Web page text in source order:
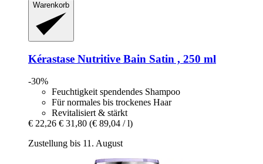
Warenkorb
Kérastase Nutritive Bain Satin , 250 ml
-30%
Feuchtigkeit spendendes Shampoo
Für normales bis trockenes Haar
Revitalisiert & stärkt
€ 22,26 € 31,80 (€ 89,04 / l)
Zustellung bis 11. August